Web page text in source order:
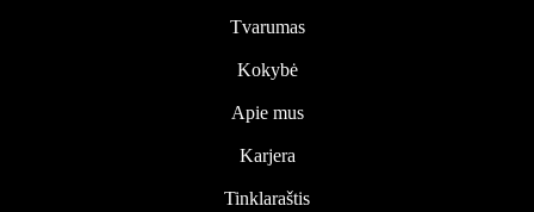
Tvarumas
Kokybė
Apie mus
Karjera
Tinklaraštis